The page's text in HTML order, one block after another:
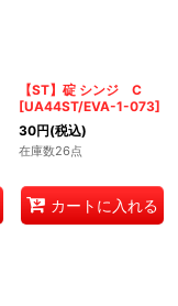
【ST】碇 シンジ C
[UA44ST/EVA-1-073]
30円(税込)
在庫数26点
カートに入れる